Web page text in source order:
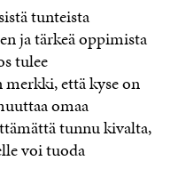
tunteista
ja tärkeä oppimista
tulee
merkki, että kyse on
omaa
tunnu kivalta,
voi tuoda